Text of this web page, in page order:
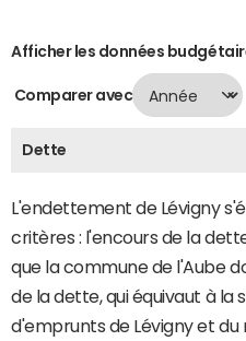
Afficher les données
Comparer avec
Dette
L'endettement de Lévigny
critères : l'encours de la
que la commune de l'Aube
de la dette, qui équivaut à la
d'emprunts de Lévigny et